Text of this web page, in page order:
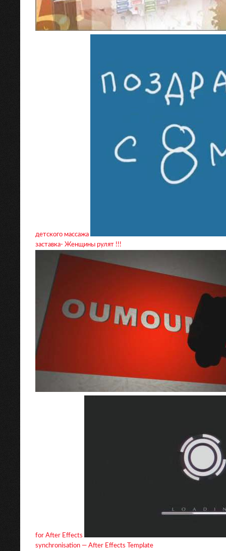
детского массажа
заставка- Женщины рулят !!!
for After Effects
synchronisation — After Effects Template